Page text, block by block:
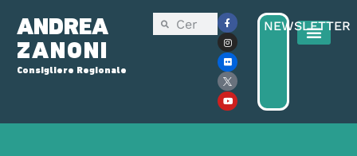
ANDREA
ZANONI
Consigliere Regionale
NEWSLETTER